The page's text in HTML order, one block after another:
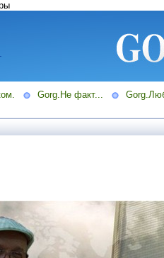
Gorg.Не факт...